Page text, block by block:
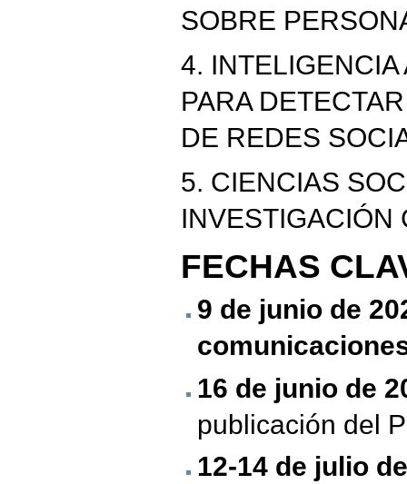
SOBRE
4.
PARA
DE REDES
5. CIENCIAS
INVESTIGACIÓN
FECHAS
9 de junio de
16 de junio de
publicación del
12-14 de julio